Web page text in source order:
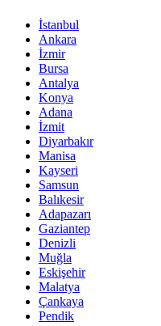
İstanbul
Ankara
İzmir
Bursa
Antalya
Konya
Adana
İzmit
Diyarbakır
Manisa
Kayseri
Samsun
Balıkesir
Adapazarı
Gaziantep
Denizli
Muğla
Eskişehir
Malatya
Çankaya
Pendik